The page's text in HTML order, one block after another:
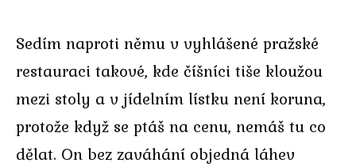
Sedím naproti němu v vyhlášené pražské
restauraci takové, kde číšníci tiše kloužou
mezi stoly a v jídelním lístku není koruna,
protože když se ptáš na cenu, nemáš tu co
dělat. On bez zaváhání objedná láhev